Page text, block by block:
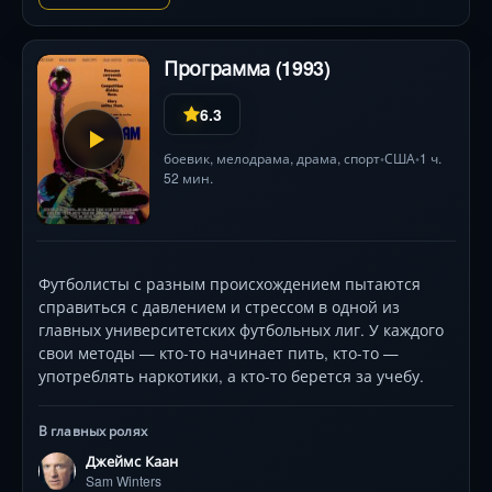
Программа (1993)
6.3
боевик, мелодрама, драма, спорт•США•1 ч.
52 мин.
Футболисты с разным происхождением пытаются
справиться с давлением и стрессом в одной из
главных университетских футбольных лиг. У каждого
свои методы — кто-то начинает пить, кто-то —
употреблять наркотики, а кто-то берется за учебу.
В главных ролях
Джеймс Каан
Sam Winters